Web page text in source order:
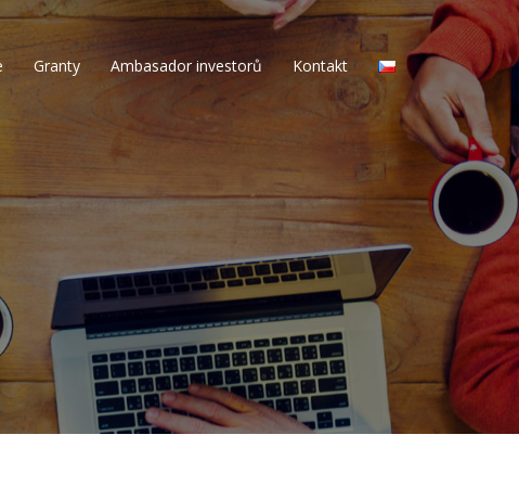
Granty Ambasador investorů Kontakt